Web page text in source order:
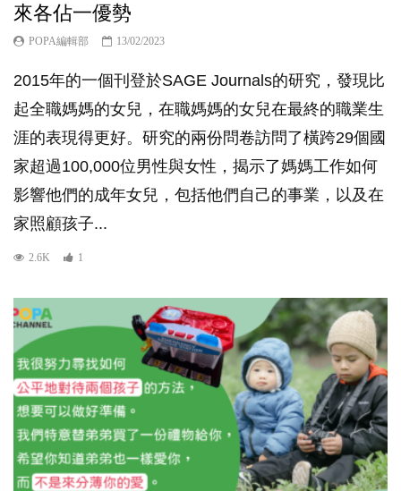
來各佔一優勢
POPA編輯部 13/02/2023
2015年的一個刊登於SAGE Journals的研究，發現比
起全職媽媽的女兒，在職媽媽的女兒在最終的職業生
涯的表現得更好。研究的兩份問卷訪問了橫跨29個國
家超過100,000位男性與女性，揭示了媽媽工作如何
影響他們的成年女兒，包括他們自己的事業，以及在
家照顧孩子...
2.6K 1